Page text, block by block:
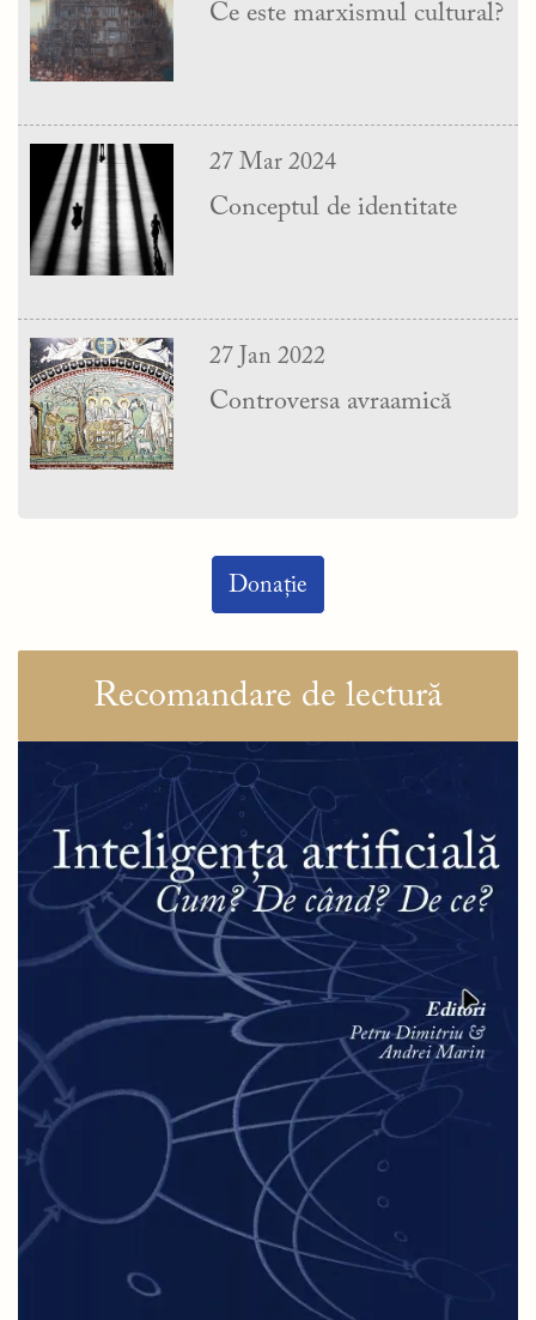
Ce este marxismul cultural?
27 Mar 2024
Conceptul de identitate
27 Jan 2022
Controversa avraamică
Donație
Recomandare de lectură